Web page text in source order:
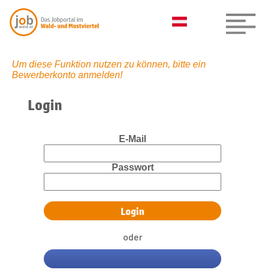
Um diese Funktion nutzen zu können, bitte ein
Bewerberkonto anmelden!
Login
E-Mail
Passwort
oder